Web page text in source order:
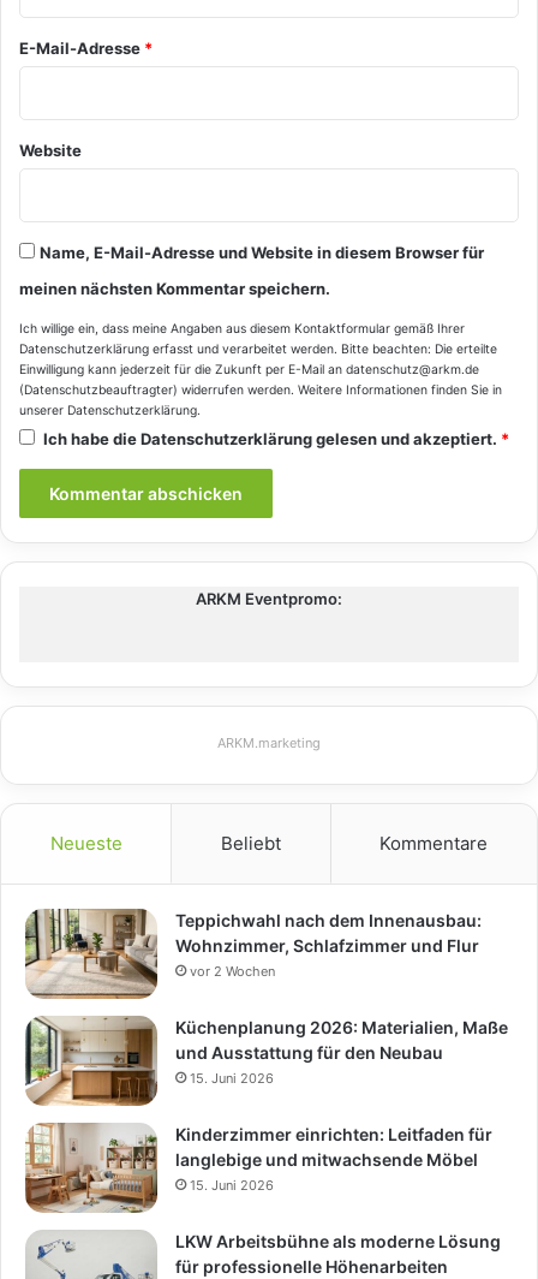
*
E-Mail-Adresse *
Website
Name, E-Mail-Adresse und Website in diesem Browser für
meinen nächsten Kommentar speichern.
Ich willige ein, dass meine Angaben aus diesem Kontaktformular gemäß Ihrer
Datenschutzerklärung erfasst und verarbeitet werden. Bitte beachten: Die erteilte
Einwilligung kann jederzeit für die Zukunft per E-Mail an datenschutz@arkm.de
(Datenschutzbeauftragter) widerrufen werden. Weitere Informationen finden Sie in
unserer Datenschutzerklärung.
Ich habe dieDatenschutzerklärunggelesen und akzeptiert. *
ARKM Eventpromo:
ARKM.marketing
Neueste Beliebt Kommentare
Teppichwahl nach dem Innenausbau:
Wohnzimmer, Schlafzimmer und Flur
vor 2 Wochen
Küchenplanung 2026: Materialien, Maße
und Ausstattung für den Neubau
15. Juni 2026
Kinderzimmer einrichten: Leitfaden für
langlebige und mitwachsende Möbel
15. Juni 2026
LKW Arbeitsbühne als moderne Lösung
für professionelle Höhenarbeiten